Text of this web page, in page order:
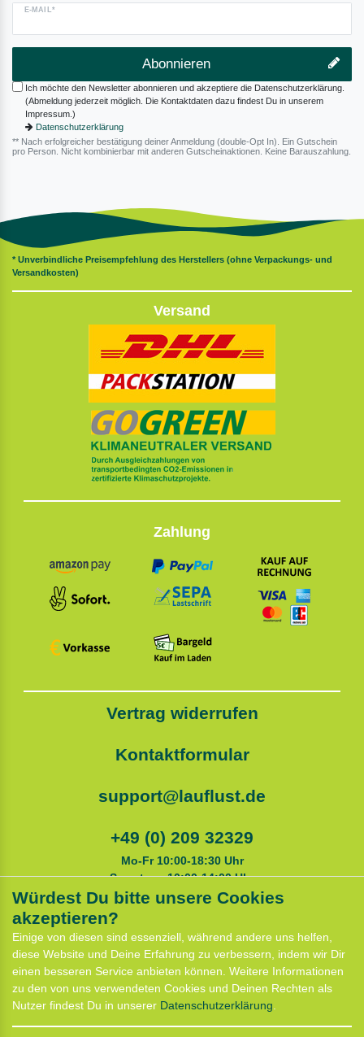
E-MAIL*
Abonnieren
Ich möchte den Newsletter abonnieren und akzeptiere die Datenschutzerklärung.
(Abmeldung jederzeit möglich. Die Kontaktdaten dazu findest Du in unserem
Impressum.)
Datenschutzerklärung
** Nach erfolgreicher bestätigung deiner Anmeldung (double-Opt In). Ein Gutschein
pro Person. Nicht kombinierbar mit anderen Gutscheinaktionen. Keine Barauszahlung.
* Unverbindliche Preisempfehlung des Herstellers (ohne Verpackungs- und
Versandkosten)
Versand
Zahlung
Vertrag widerrufen
Kontaktformular
support@lauflust.de
+49 (0) 209 32329
Mo-Fr 10:00-18:30 Uhr
Samstags 10:00-14:00 Uhr
Anfahrt
Kontaktformular
Termin für Hundeberatung
CaniX Seminare
Lauf Seminar
Laufen mit Lauflust
Würdest Du bitte unsere Cookies
akzeptieren?
Einige von diesen sind essenziell, während andere uns helfen,
diese Website und Deine Erfahrung zu verbessern, indem wir Dir
einen besseren Service anbieten können. Weitere Informationen
zu den von uns verwendeten Cookies und Deinen Rechten als
Nutzer findest Du in unserer Daten­schutz­erklärung